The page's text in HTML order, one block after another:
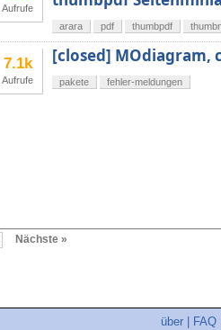
Aufrufe
arara pdf thumbpdf
7.1k
Aufrufe
[closed] MOdiagram,
pakete fehler-meldungen
Nächste »
über FAQ